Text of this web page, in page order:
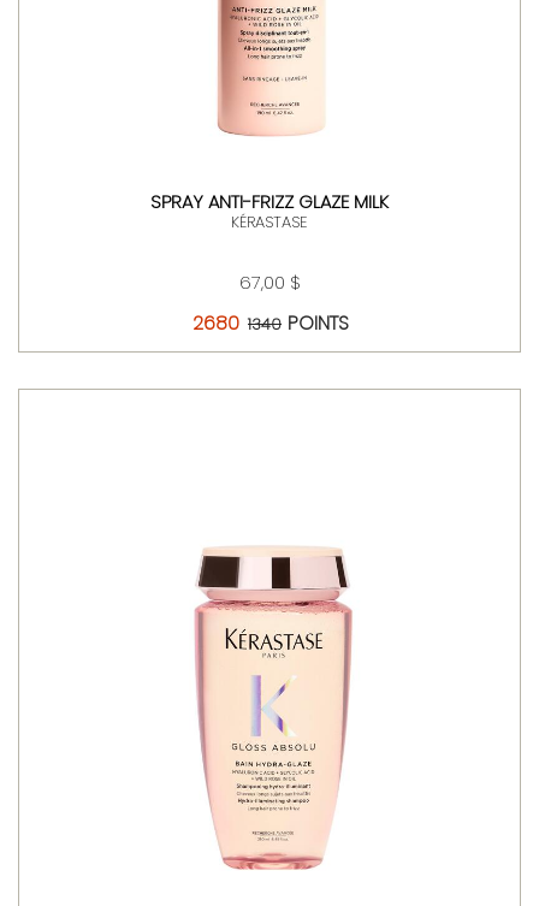
SPRAY ANTI-FRIZZ GLAZE MILK
KÉRASTASE
67,00 $
2680 1340 POINTS